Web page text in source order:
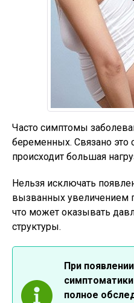
Часто симптомы
беременных. Связано это
происходит большая
Нельзя исключать
вызванных увеличением
что может оказывать
структуры.
При
полное